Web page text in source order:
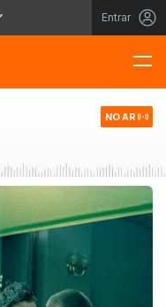
Entrar
NO AR